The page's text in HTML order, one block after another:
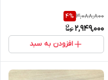
3,088,800
4%
2,949,000
افزودن به سبد